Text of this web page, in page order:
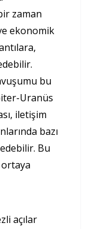
zaman
ekonomik
bu
Uranüs
iletişim
bazı
Bu
açılar